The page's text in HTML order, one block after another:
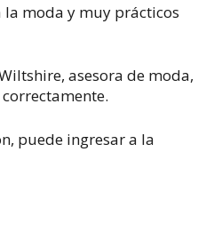
la moda y muy prácticos
asesora de moda,
puede ingresar a la